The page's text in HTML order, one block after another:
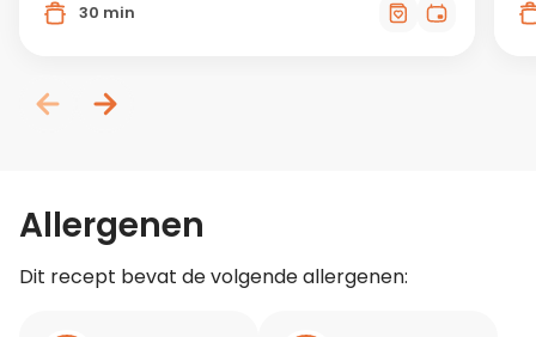
30 min
Allergenen
Dit recept bevat de volgende allergenen: